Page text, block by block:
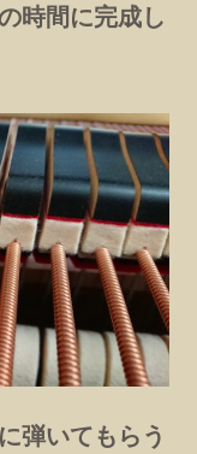
時間に完成し
弾いてもらう